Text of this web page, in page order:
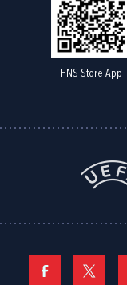
HNS Store App